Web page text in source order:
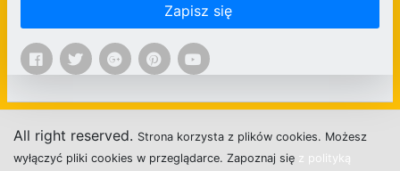
Zapisz się
All right reserved. Strona korzysta z plików cookies. Możesz
wyłączyć pliki cookies w przeglądarce. Zapoznaj się z polityką